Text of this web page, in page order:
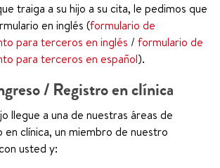
traiga a su hijo a su cita, le pedimos que
en inglés (formulario de
para terceros en inglés / formulario de
para terceros en español).
/ Registro en clínica
llegue a una de nuestras áreas de
clínica, un miembro de nuestro
usted y: